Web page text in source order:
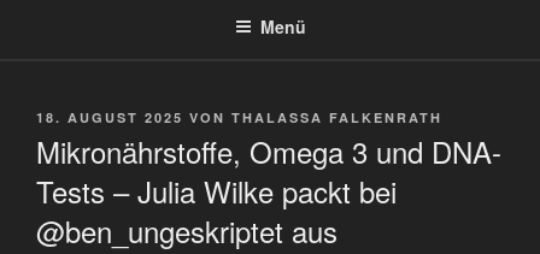
Menü
VERÖFFENTLICHT
18. AUGUST 2025 VON THALASSA FALKENRATH
Mikronährstoffe, Omega 3 und DNA-
Tests – Julia Wilke packt bei
@ben_ungeskriptet aus